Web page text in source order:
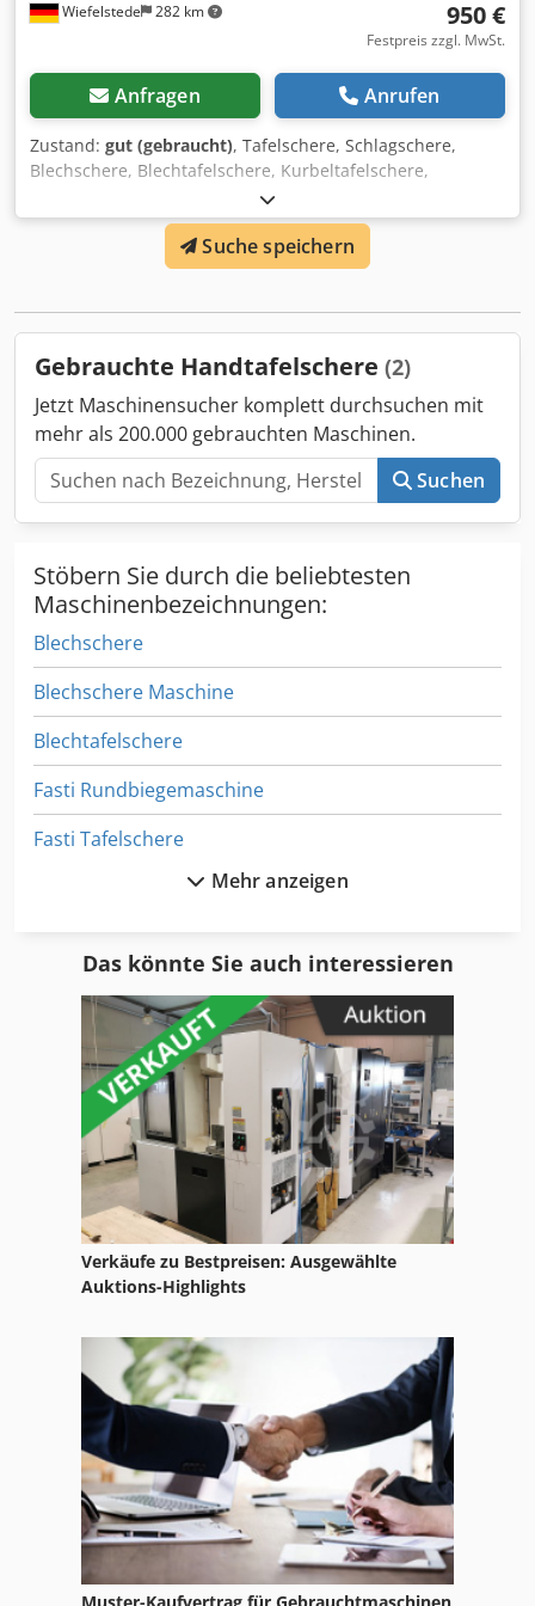
Wiefelstede 282 km 950 €
Festpreis zzgl. MwSt.
Anfragen Anrufen
Zustand: gut (gebraucht), Tafelschere, Schlagschere,
Blechschere, Blechtafelschere, Kurbeltafelschere,
Hebelschere, Hebeltafelschere, Handtafelschere -
Schlagschere: Handtafelschere Schnittbreite: 1060 mm -
Typ: leider ohne Typbezeichnung/Schnittdaten -
Schnittbreite: 1070 mm Djdoiwuyrjpfx Aayeck -max.
ges.: 1760/890/H900 mm -Gewicht: ca. 161 kg
Suche speichern
Gebrauchte Handtafelschere (2)
Jetzt Maschinensucher komplett durchsuchen mit
mehr als 200.000 gebrauchten Maschinen.
Suchen
Stöbern Sie durch die beliebtesten
Maschinenbezeichnungen:
Blechschere
Blechschere Maschine
Blechtafelschere
Fasti Rundbiegemaschine
Fasti Tafelschere
Hebeltafelschere
Kreisschere
Kurbeltafelschere
Reihenstanze
Rondenschere
Rundwalze
Schechtl Rollenschere
Schechtl Tafelschere
Schmiedeofen
Schnellkuehler
Schweißkantenfräse
Mehr anzeigen
Das könnte Sie auch interessieren
Verkäufe zu Bestpreisen: Ausgewählte
Auktions-Highlights